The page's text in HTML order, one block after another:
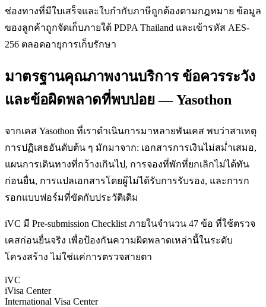
ช่องทางที่มีใบเสร็จและใบกำกับภาษีถูกต้องตามกฎหมาย ข้อมูล
ของลูกค้าถูกจัดเก็บภายใต้ PDPA Thailand และเข้ารหัส AES-
256 ตลอดอายุการเก็บรักษา
มาตรฐานคุณภาพงานบริการ ข้อควรระวัง
และข้อผิดพลาดที่พบบ่อย — Yasothon
จากเคส Yasothon ที่เราดำเนินการมาหลายพันเคส พบว่าสาเหตุ
การปฏิเสธอันดับต้น ๆ มักมาจาก: เอกสารการเงินไม่สม่ำเสมอ,
แผนการเดินทางที่กว้างเกินไป, การจองที่พักที่ยกเลิกไม่ได้ทัน
ก่อนยื่น, การแปลเอกสารโดยผู้ไม่ได้รับการรับรอง, และการก
รอกแบบฟอร์มที่ขัดกับประวัติเดิม
iVC มี Pre-submission Checklist ภายในจำนวน 47 ข้อ ที่ใช้ตรวจ
เคสก่อนยื่นจริง เพื่อป้องกันความผิดพลาดเหล่านี้ในระดับ
โครงสร้าง ไม่ใช่แค่การตรวจสายตา
iVC
iVisa Center
International Visa Center